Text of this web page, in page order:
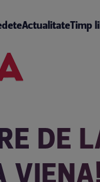
ActualitateTimp
DE